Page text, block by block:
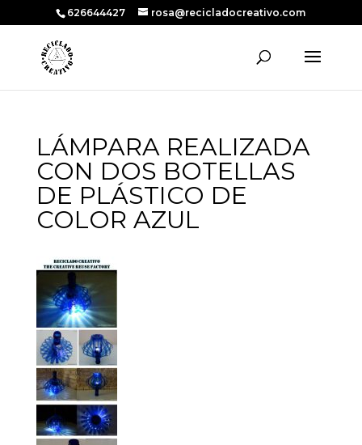
626644427 rosa@recicladocreativo.com
LÁMPARA REALIZADA
CON DOS BOTELLAS
DE PLÁSTICO DE
COLOR AZUL